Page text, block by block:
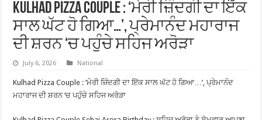
Kulhad Pizza Couple : ‘ਮੇਰੀ ਜ਼ਿੰਦਗੀ ਦਾ ਇੱਕ
ਸਾਲ ਘੱਟ ਹੋ ਗਿਆ…’, ਪ੍ਰੇਮਾਨੰਦ ਮਹਾਰਾਜ
ਦੀ ਸ਼ਰਨ ‘ਚ ਪਹੁੰਚੇ ਸਹਿਜ ਅਰੋੜਾ
July 6, 2026 National
Kulhad Pizza Couple : ‘ਮੇਰੀ ਜ਼ਿੰਦਗੀ ਦਾ ਇੱਕ ਸਾਲ ਘੱਟ ਹੋ ਗਿਆ…’, ਪ੍ਰੇਮਾਨੰਦ
ਮਹਾਰਾਜ ਦੀ ਸ਼ਰਨ ‘ਚ ਪਹੁੰਚੇ ਸਹਿਜ ਅਰੋੜਾ